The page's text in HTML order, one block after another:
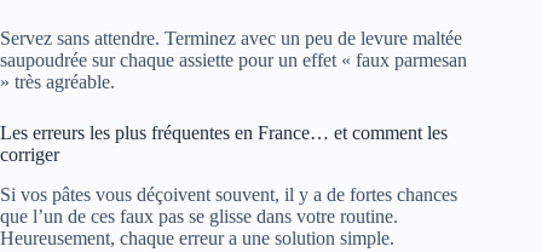
Servez sans attendre. Terminez avec un peu de levure maltée
saupoudrée sur chaque assiette pour un effet « faux parmesan
» très agréable.
Les erreurs les plus fréquentes en France… et comment les
corriger
Si vos pâtes vous déçoivent souvent, il y a de fortes chances
que l’un de ces faux pas se glisse dans votre routine.
Heureusement, chaque erreur a une solution simple.